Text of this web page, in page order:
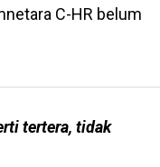
C-HR belum
tertera, tidak